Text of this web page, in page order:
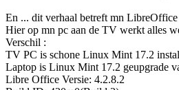
En ... dit verhaal betreft mn
Hier op mn pc aan de TV werkt alles
Verschil :
TV PC is schone Linux Mint 17.2
Laptop is Linux Mint 17.2 geupgrade
Libre Office Versie: 4.2.8.2